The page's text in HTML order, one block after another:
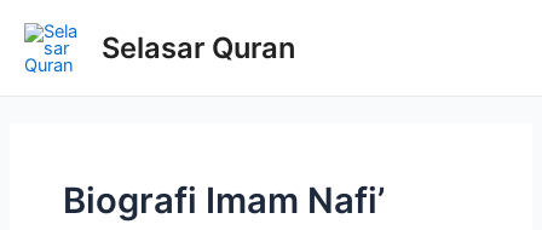
Selasar Quran
Biografi Imam Nafi’